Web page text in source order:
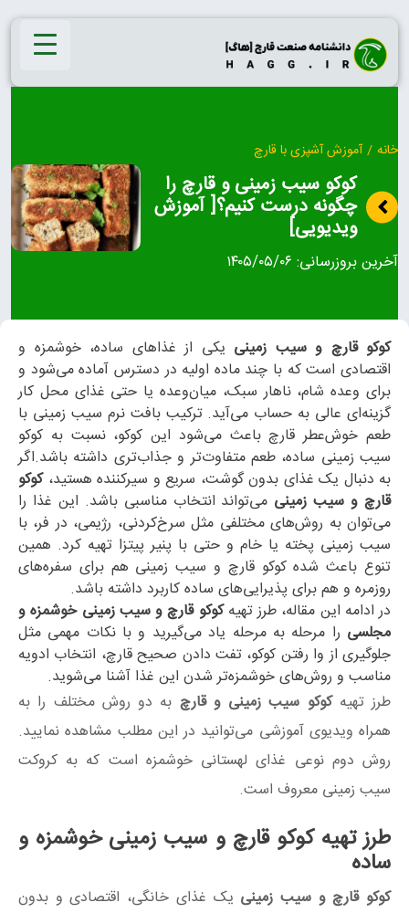
Skip
content
خانه / آموزش آشپزی با قارچ
کوکو سیب زمینی و قارچ را
چگونه درست کنیم؟[ آموزش
ویدیویی]
آخرین بروزرسانی: ۱۴۰۵/۰۵/۰۶
کوکو قارچ و سیب زمینی یکی از غذاهای ساده، خوشمزه و
اقتصادی است که با چند ماده اولیه در دسترس آماده می‌شود و
برای وعده شام، ناهار سبک، میان‌وعده یا حتی غذای محل کار
گزینه‌ای عالی به حساب می‌آید. ترکیب بافت نرم سیب زمینی با
طعم خوش‌عطر قارچ باعث می‌شود این کوکو، نسبت به کوکو
سیب زمینی ساده، طعم متفاوت‌تر و جذاب‌تری داشته باشد.اگر
به دنبال یک غذای بدون گوشت، سریع و سیرکننده هستید،کوکو
قارچ و سیب زمینی می‌تواند انتخاب مناسبی باشد. این غذا را
می‌توان به روش‌های مختلفی مثل سرخ‌کردنی، رژیمی، در فر، با
سیب زمینی پخته یا خام و حتی با پنیر پیتزا تهیه کرد. همین
تنوع باعث شده کوکو قارچ و سیب زمینی هم برای سفره‌های
روزمره و هم برای پذیرایی‌های ساده کاربرد داشته باشد.
در ادامه این مقاله، طرز تهیهکوکو قارچ و سیب زمینی خوشمزه و
مجلسی را مرحله به مرحله یاد می‌گیرید و با نکات مهمی مثل
جلوگیری از وا رفتن کوکو، تفت دادن صحیح قارچ، انتخاب ادویه
مناسب و روش‌های خوشمزه‌تر شدن این غذا آشنا می‌شوید.
طرز تهیهکوکو سیب زمینی و قارچ به دو روش مختلف را به
همراه ویدیوی آموزشی می‌توانید در این مطلب مشاهده نمایید.
روش دوم نوعی غذای لهستانی خوشمزه است که به کروکت
سیب زمینی معروف است.
طرز تهیه کوکو قارچ و سیب زمینی خوشمزه و
ساده
کوکو قارچ و سیب زمینی یک غذای خانگی، اقتصادی و بدون